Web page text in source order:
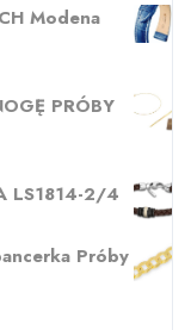
Modena
PRÓBY
LS1814-2/4
Próby